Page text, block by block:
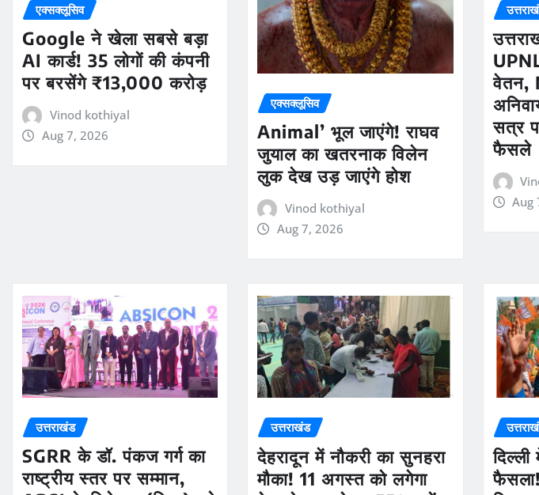
एक्सक्लूसिव
Google ने खेला सबसे बड़ा
AI कार्ड! 35 लोगों की कंपनी
पर बरसेंगे ₹13,000 करोड़
Vinod kothiyal
Aug 7, 2026
एक्सक्लूसिव
Animal’ भूल जाएंगे! राघव
जुयाल का खतरनाक विलेन
लुक देख उड़ जाएंगे होश
Vinod kothiyal
Aug 7, 2026
वेतन,
सत्र
फैसले
Aug
उत्तराखंड
SGRR के डॉ. पंकज गर्ग का
राष्ट्रीय स्तर पर सम्मान,
उत्तराखंड
देहरादून में नौकरी का सुनहरा
मौका! 11 अगस्त को लगेगा